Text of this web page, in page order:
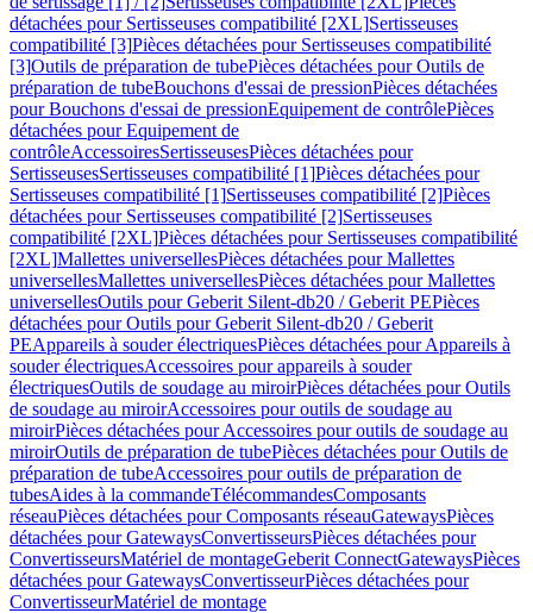
détachées pour Sertisseuses compatibilité [2XL]Sertisseuses
compatibilité [3]Pièces détachées pour Sertisseuses compatibilité
[3]Outils de préparation de tubePièces détachées pour Outils de
préparation de tubeBouchons d'essai de pressionPièces détachées
pour Bouchons d'essai de pressionEquipement de contrôlePièces
détachées pour Equipement de
contrôleAccessoiresSertisseusesPièces détachées pour
SertisseusesSertisseuses compatibilité [1]Pièces détachées pour
Sertisseuses compatibilité [1]Sertisseuses compatibilité [2]Pièces
détachées pour Sertisseuses compatibilité [2]Sertisseuses
compatibilité [2XL]Pièces détachées pour Sertisseuses compatibilité
[2XL]Mallettes universellesPièces détachées pour Mallettes
universellesMallettes universellesPièces détachées pour Mallettes
universellesOutils pour Geberit Silent-db20 / Geberit PEPièces
détachées pour Outils pour Geberit Silent-db20 / Geberit
PEAppareils à souder électriquesPièces détachées pour Appareils à
souder électriquesAccessoires pour appareils à souder
électriquesOutils de soudage au miroirPièces détachées pour Outils
de soudage au miroirAccessoires pour outils de soudage au
miroirPièces détachées pour Accessoires pour outils de soudage au
miroirOutils de préparation de tubePièces détachées pour Outils de
préparation de tubeAccessoires pour outils de préparation de
tubesAides à la commandeTélécommandesComposants
réseauPièces détachées pour Composants réseauGatewaysPièces
détachées pour GatewaysConvertisseursPièces détachées pour
ConvertisseursMatériel de montageGeberit ConnectGatewaysPièces
détachées pour GatewaysConvertisseurPièces détachées pour
ConvertisseurMatériel de montage